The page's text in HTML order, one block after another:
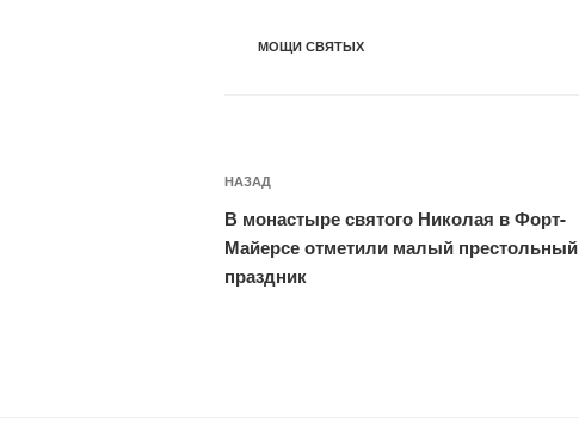
РУБРИКИ
МОЩИ СВЯТЫХ
Навигация
по
записям
Предыдущая
запись:
НАЗАД
В монастыре святого Николая в Форт-
Майерсе отметили малый престольный
праздник